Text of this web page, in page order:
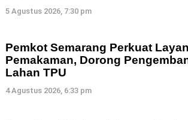
5 Agustus 2026, 7:30 pm
Pemkot Semarang Perkuat
Pemakaman, Dorong
Lahan TPU
4 Agustus 2026, 6:33 pm